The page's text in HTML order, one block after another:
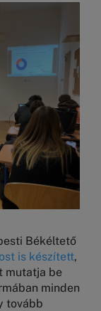
Békéltető
is készített,
mutatja be
minden
tovább